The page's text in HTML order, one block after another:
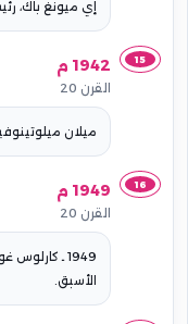
إي ميونغ باك،
15 1942 م
القرن 20
ميلان
16 1949 م
القرن 20
1949 ـ
الأسبق.